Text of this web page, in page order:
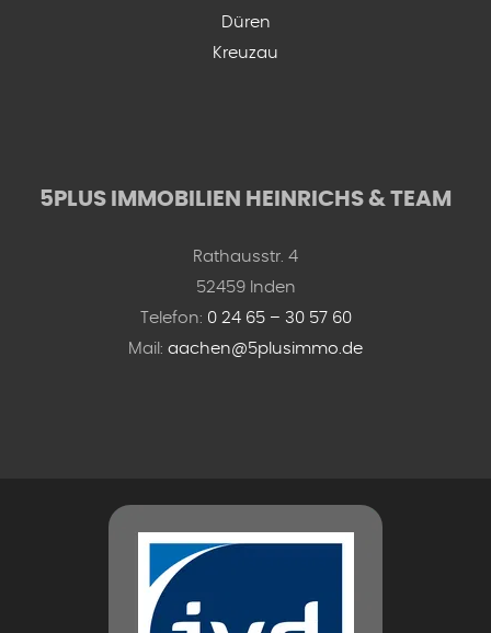
Düren
Kreuzau
5PLUS IMMOBILIEN HEINRICHS & TEAM
Rathausstr. 4
52459 Inden
Telefon: 0 24 65 – 30 57 60
Mail: aachen@5plusimmo.de